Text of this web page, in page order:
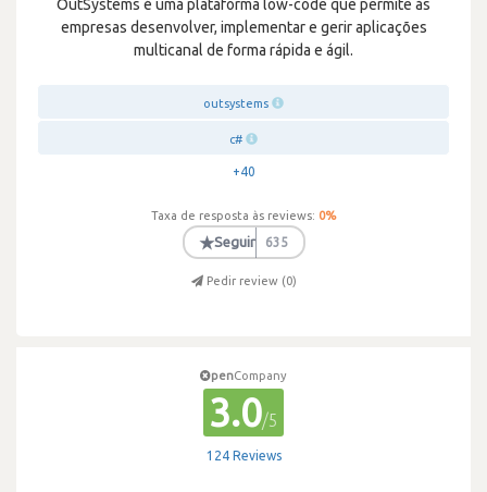
OutSystems é uma plataforma low-code que permite às
empresas desenvolver, implementar e gerir aplicações
multicanal de forma rápida e ágil.
outsystems
c#
+40
Taxa de resposta às reviews: 0%
★Seguir 635
Pedir review (0)
penCompany
3.0/5
124 Reviews